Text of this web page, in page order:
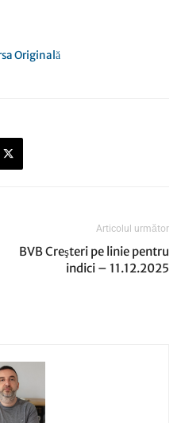
Originală
Articolul următor
BVB Creşteri pe linie pentru
indici – 11.12.2025